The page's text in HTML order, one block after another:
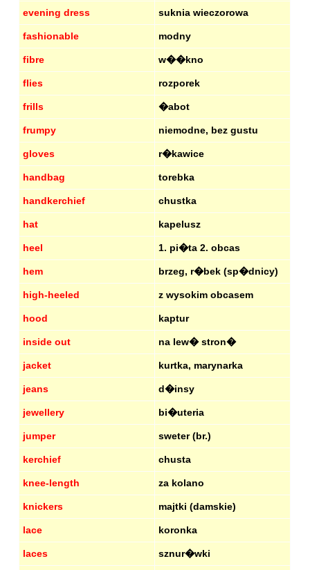
evening dress suknia wieczorowa
fashionable modny
fibre w��kno
flies rozporek
frills �abot
frumpy niemodne, bez gustu
gloves r�kawice
handbag torebka
handkerchief chustka
hat kapelusz
heel 1. pi�ta 2. obcas
hem brzeg, r�bek (sp�dnicy)
high-heeled z wysokim obcasem
hood kaptur
inside out na lew� stron�
jacket kurtka, marynarka
jeans d�insy
jewellery bi�uteria
jumper sweter (br.)
kerchief chusta
knee-length za kolano
knickers majtki (damskie)
lace koronka
laces sznur�wki